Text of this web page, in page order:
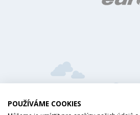
POUŽÍVÁME COOKIES